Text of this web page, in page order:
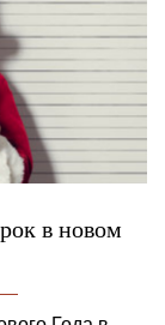
в новом